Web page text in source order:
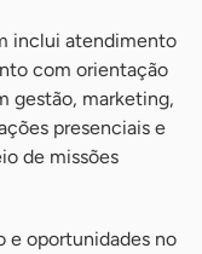
inclui atendimento
com orientação
gestão, marketing,
presenciais e
de missões
e oportunidades no